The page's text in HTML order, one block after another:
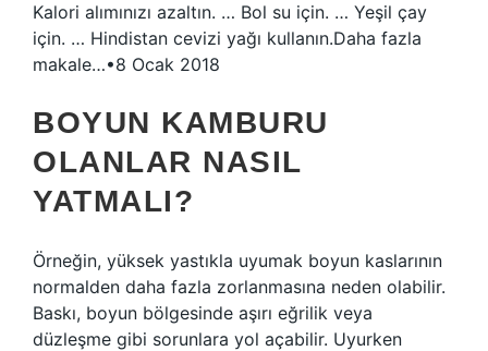
Kalori alımınızı azaltın. … Bol su için. … Yeşil çay
için. … Hindistan cevizi yağı kullanın.Daha fazla
makale…•8 Ocak 2018
BOYUN KAMBURU
OLANLAR NASIL
YATMALI?
Örneğin, yüksek yastıkla uyumak boyun kaslarının
normalden daha fazla zorlanmasına neden olabilir.
Baskı, boyun bölgesinde aşırı eğrilik veya
düzleşme gibi sorunlara yol açabilir. Uyurken